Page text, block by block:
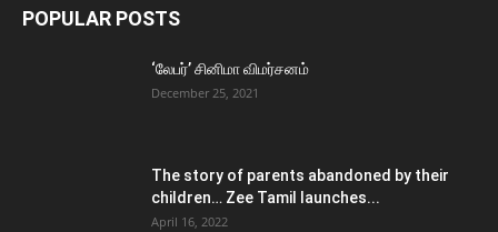
POPULAR POSTS
‘லேபர்’ சினிமா விமர்சனம்
December 25, 2021
The story of parents abandoned by their
children… Zee Tamil launches...
April 16, 2022